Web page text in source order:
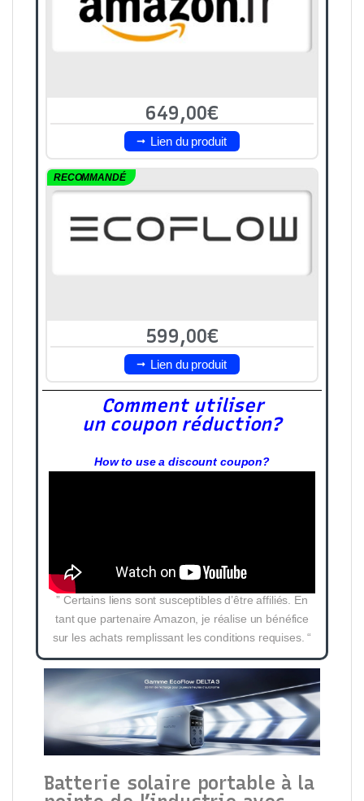
649,00€
Lien du produit
RECOMMANDÉ
599,00€
Lien du produit
Comment utiliser
un coupon réduction?
How to use a discount coupon?
” Certains liens sont susceptibles d’être affiliés. En
tant que partenaire Amazon, je réalise un bénéfice
sur les achats remplissant les conditions requises. “
Batterie solaire portable à la